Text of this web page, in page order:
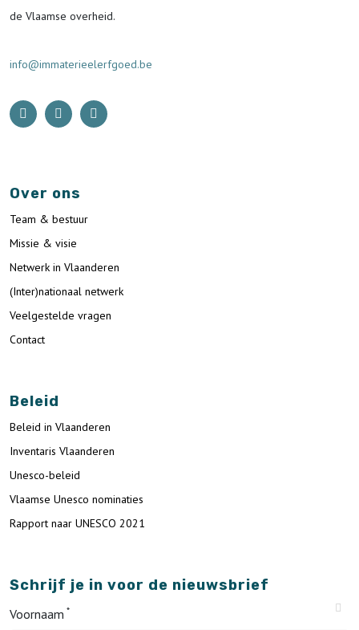
de Vlaamse overheid.
info@immaterieelerfgoed.be
Over ons
Team & bestuur
Missie & visie
Netwerk in Vlaanderen
(Inter)nationaal netwerk
Veelgestelde vragen
Contact
Beleid
Beleid in Vlaanderen
Inventaris Vlaanderen
Unesco-beleid
Vlaamse Unesco nominaties
Rapport naar UNESCO 2021
Schrijf je in voor de nieuwsbrief
Voornaam